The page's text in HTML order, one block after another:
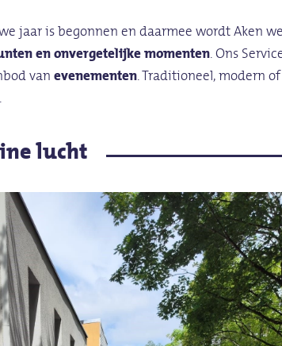
jaar is begonnen en daarmee wordt Aken
en onvergetelijke momenten. Ons
vanevenementen. Traditioneel, modern
lucht